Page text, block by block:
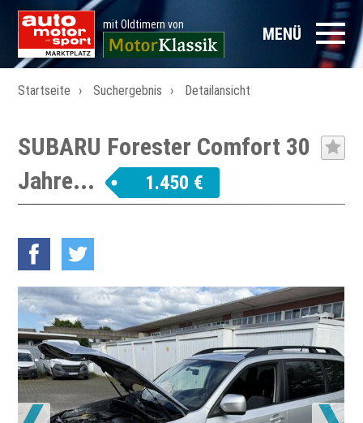
mit Oldtimern von MENÜ
Startseite Suchergebnis Detailansicht
SUBARU Forester Comfort 30
Jahre...
1.450 €